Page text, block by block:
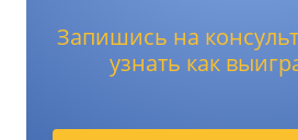
Запишись на
узнать как